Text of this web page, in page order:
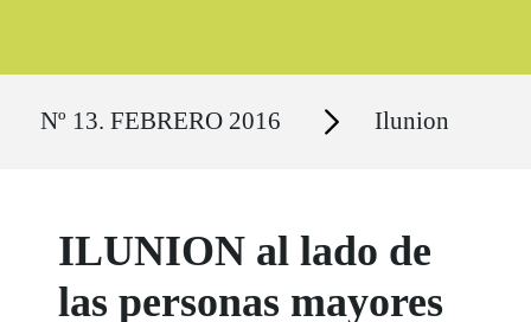
Nº 13. FEBRERO 2016 Secciones Ilunion
ILUNION al lado de
las personas mayores